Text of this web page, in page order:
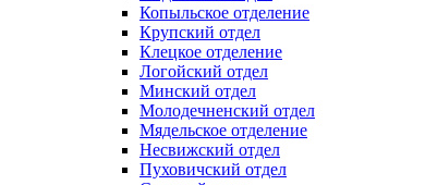
Копыльское отделение
Крупский отдел
Клецкое отделение
Логойский отдел
Минский отдел
Молодечненский отдел
Мядельское отделение
Несвижский отдел
Пуховичский отдел